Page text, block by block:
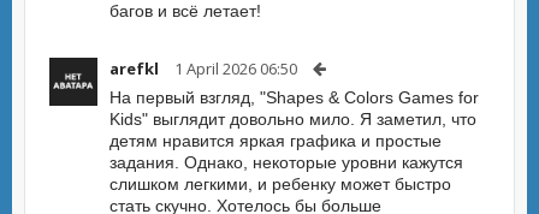
багов и всё летает!
arefkl 1 April 2026 06:50
На первый взгляд, "Shapes & Colors Games for
Kids" выглядит довольно мило. Я заметил, что
детям нравится яркая графика и простые
задания. Однако, некоторые уровни кажутся
слишком легкими, и ребенку может быстро
стать скучно. Хотелось бы больше